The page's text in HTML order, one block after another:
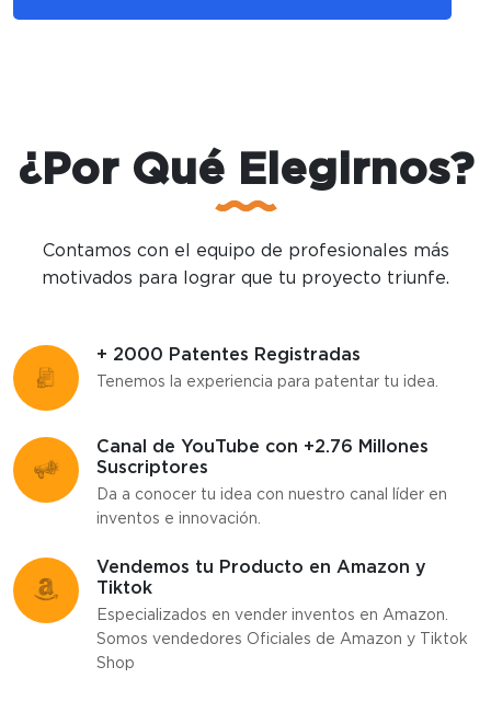
¿Por Qué Elegirnos?
Contamos con el equipo de profesionales más
motivados para lograr que tu proyecto triunfe.
+ 2000 Patentes Registradas
Tenemos la experiencia para patentar tu idea.
Canal de YouTube con +2.76 Millones
Suscriptores
Da a conocer tu idea con nuestro canal líder en
inventos e innovación.
Vendemos tu Producto en Amazon y
Tiktok
Especializados en vender inventos en Amazon.
Somos vendedores Oficiales de Amazon y Tiktok
Shop